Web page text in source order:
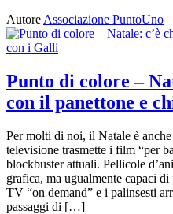
Autore Associazione PuntoUno
Punto di colore –
con il panettone e
Per molti di noi, il Natale è
televisione trasmette i film “per
blockbuster attuali. Pellicole
grafica, ma ugualmente capaci
TV “on demand” e i palinsesti
passaggi di […]